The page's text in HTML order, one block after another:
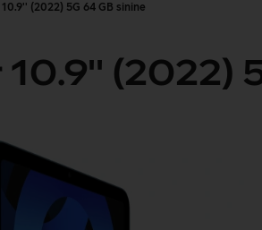
(2022) 5G 64 GB sinine
(2022)